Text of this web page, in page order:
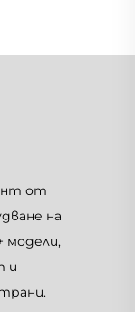
от
на
модели,
и